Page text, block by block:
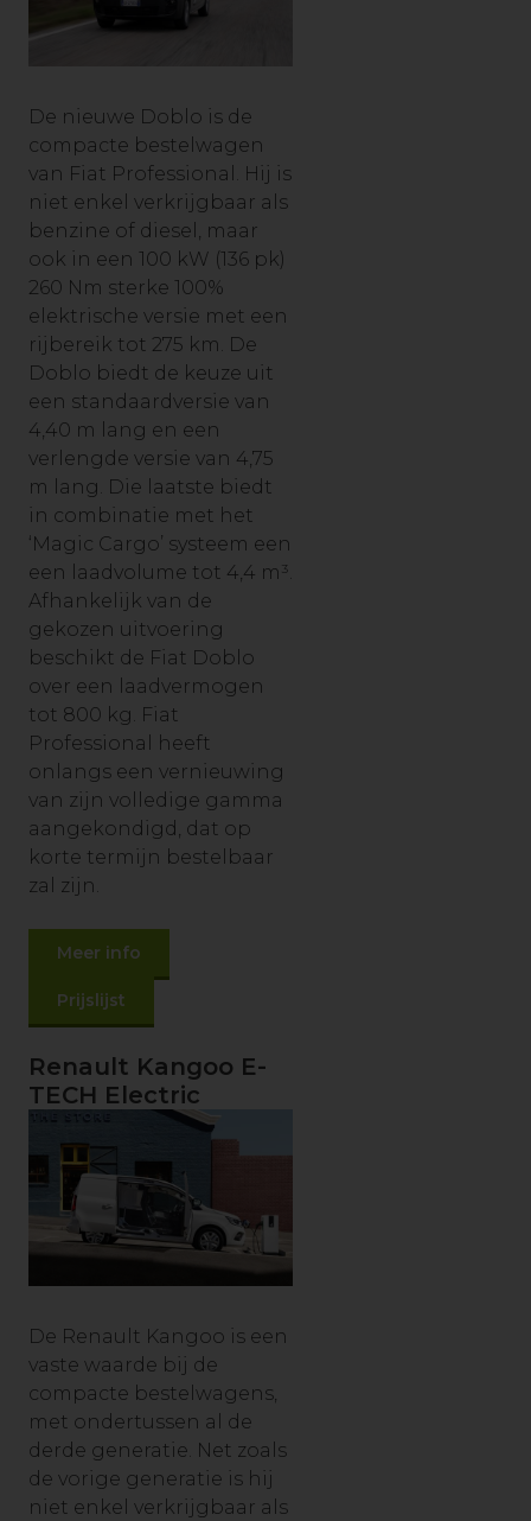
De nieuwe Doblo is de
compacte bestelwagen
van Fiat Professional. Hij is
niet enkel verkrijgbaar als
benzine of diesel, maar
ook in een 100 kW (136 pk)
260 Nm sterke 100%
elektrische versie met een
rijbereik tot 275 km. De
Doblo biedt de keuze uit
een standaardversie van
4,40 m lang en een
verlengde versie van 4,75
m lang. Die laatste biedt
in combinatie met het
‘Magic Cargo’ systeem een
een laadvolume tot 4,4 m³.
Afhankelijk van de
gekozen uitvoering
beschikt de Fiat Doblo
over een laadvermogen
tot 800 kg. Fiat
Professional heeft
onlangs een vernieuwing
van zijn volledige gamma
aangekondigd, dat op
korte termijn bestelbaar
zal zijn.
Meer info
Prijslijst
Renault Kangoo E-
TECH Electric
De Renault Kangoo is een
vaste waarde bij de
compacte bestelwagens,
met ondertussen al de
derde generatie. Net zoals
de vorige generatie is hij
niet enkel verkrijgbaar als